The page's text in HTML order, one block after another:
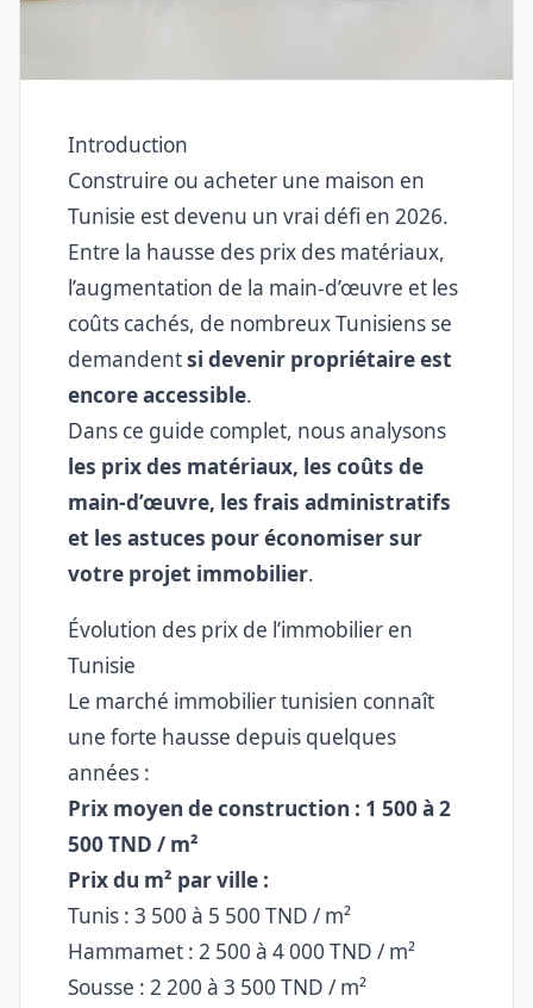
Introduction
Construire ou acheter une maison en
Tunisie est devenu un vrai défi en 2026.
Entre la hausse des prix des matériaux,
l’augmentation de la main-d’œuvre et les
coûts cachés, de nombreux Tunisiens se
demandentsi devenir propriétaire est
encore accessible.
Dans ce guide complet, nous analysons
les prix des matériaux, les coûts de
main-d’œuvre, les frais administratifs
et les astuces pour économiser sur
votre projet immobilier.
Évolution des prix de l’immobilier en
Tunisie
Le marché immobilier tunisien connaît
une forte hausse depuis quelques
années :
Prix moyen de construction : 1 500 à 2
500 TND / m²
Prix du m² par ville :
Tunis : 3 500 à 5 500 TND / m²
Hammamet : 2 500 à 4 000 TND / m²
Sousse : 2 200 à 3 500 TND / m²